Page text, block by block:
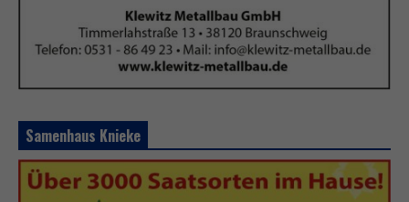
Samenhaus Knieke